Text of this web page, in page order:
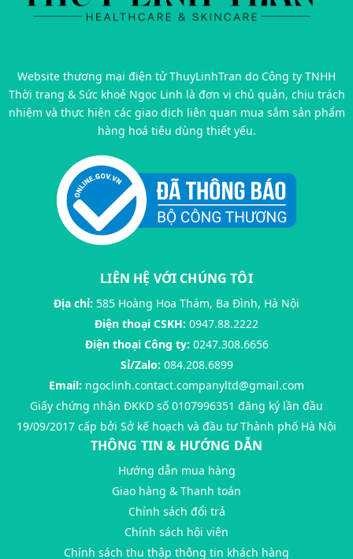
Website thương mại điện tử ThuyLinhTran do Công ty TNHH
Thời trang & Sức khoẻ Ngọc Linh là đơn vị chủ quản, chịu trách
nhiệm và thực hiện các giao dịch liên quan mua sắm sản phẩm
hàng hoá tiêu dùng thiết yếu.
LIÊN HỆ VỚI CHÚNG TÔI
Địa chỉ: 585 Hoàng Hoa Thám, Ba Đình, Hà Nội
Điện thoại CSKH: 0947.88.2222
Điện thoại Công ty: 0247.308.6656
Sỉ/Zalo: 084.208.6899
Email: ngoclinh.contact.companyltd@gmail.com
Giấy chứng nhận ĐKKD số 0107996351 đăng ký lần đầu
19/09/2017 cấp bởi Sở kế hoạch và đầu tư Thành phố Hà Nội
THÔNG TIN & HƯỚNG DẪN
Hướng dẫn mua hàng
Giao hàng & Thanh toán
Chính sách đổi trả
Chính sách hội viên
Chính sách thu thập thông tin khách hàng